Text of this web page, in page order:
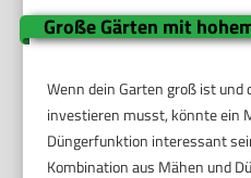
Große Gärten mit
Wenn dein Garten groß ist und
investieren musst, könnte ein
Düngerfunktion interessant
Kombination aus Mähen und